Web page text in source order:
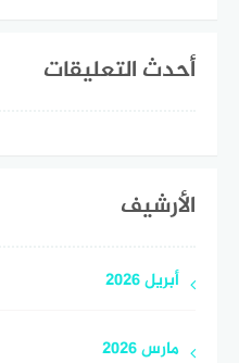
أحدث التعليقات
الأرشيف
أبريل 2026
مارس 2026